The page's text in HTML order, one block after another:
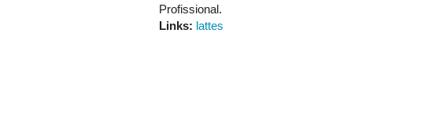
Profissional.
Links: lattes